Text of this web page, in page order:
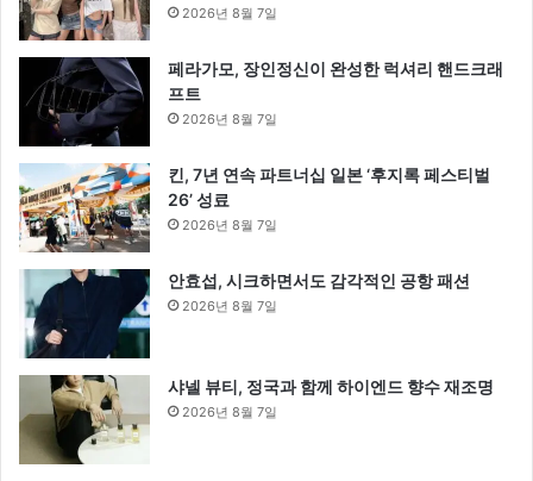
2026년 8월 7일
페라가모, 장인정신이 완성한 럭셔리 핸드크래
프트
2026년 8월 7일
킨, 7년 연속 파트너십 일본 ‘후지록 페스티벌
26’ 성료
2026년 8월 7일
안효섭, 시크하면서도 감각적인 공항 패션
2026년 8월 7일
샤넬 뷰티, 정국과 함께 하이엔드 향수 재조명
2026년 8월 7일